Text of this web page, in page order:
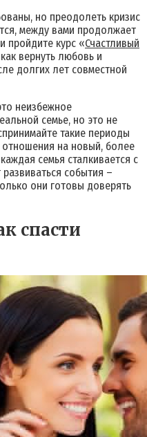
но преодолеть кризис
между вами продолжает
пройдите курс «Счастливый
вернуть любовь и
долгих лет совместной
неизбежное
семье, но это не
такие периоды
отношения на новый, более
семья сталкивается с
события –
они готовы доверять
спасти